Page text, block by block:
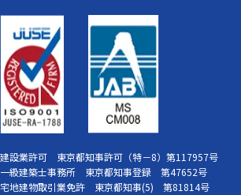
建設業許可 東京都知事許可（特－8）第117957号
一級建築士事務所 東京都知事登録 第47652号
宅地建物取引業免許 東京都知事(5) 第81814号